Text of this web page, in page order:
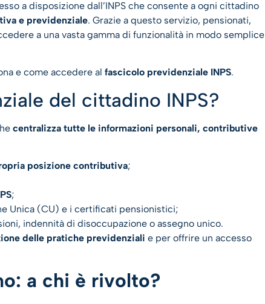
a disposizione dall’INPS che consente a ogni cittadino
e previdenziale. Grazie a questo servizio, pensionati,
a una vasta gamma di funzionalità in modo semplice
e come accedere al fascicolo previdenziale INPS.
del cittadino INPS?
centralizza tutte le informazioni personali, contributive
posizione contributiva;
;
Unica (CU) e i certificati pensionistici;
indennità di disoccupazione o assegno unico.
delle pratiche previdenziali e per offrire un accesso
a chi è rivolto?